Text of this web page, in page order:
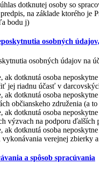
dotknutej osoby so
na základe ktorého je
bodu j)
osobných
osobných údajov na
ak dotknutá osoba
jej riadnu účasť v
ak dotknutá osoba
občianskeho združenia (a
ak dotknutá osoba
výzvach na podporu ďalších
ak dotknutá osoba
verejnej zbierky
a spôsob spracúvania